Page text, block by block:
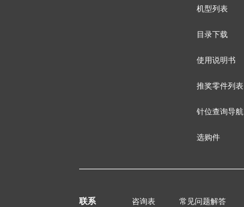
机型列表
目录下载
使用说明书
推奖零件列表
针位查询导航
选购件
联系 咨询表 常见问题解答